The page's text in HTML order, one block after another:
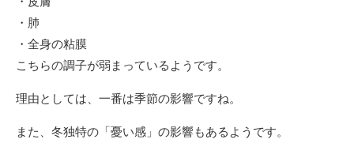
・肺
・全身の粘膜
こちらの調子が弱まっているようです。
理由としては、一番は季節の影響ですね。
また、冬独特の「憂い感」の影響もあるようです。